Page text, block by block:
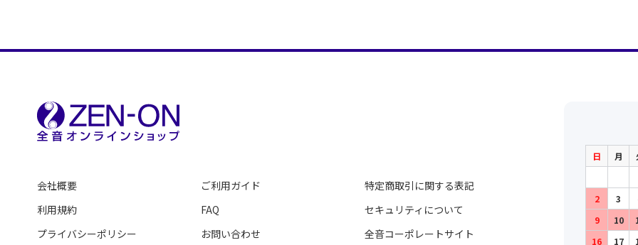
会社概要
利用規約
プライバシーポリシー
ご利用ガイド
FAQ
お問い合わせ
特定商取引に関する表記
セキュリティについて
全音コーポレートサイト
日 月
2
3
9
10
16
17